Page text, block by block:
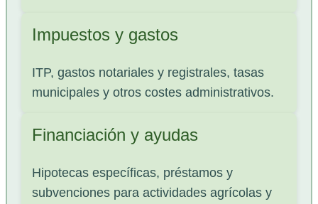
Impuestos y gastos
ITP, gastos notariales y registrales, tasas
municipales y otros costes administrativos.
Financiación y ayudas
Hipotecas específicas, préstamos y
subvenciones para actividades agrícolas y